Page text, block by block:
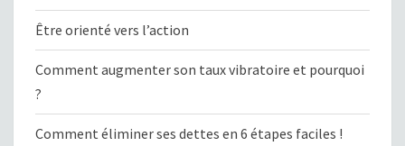
Être orienté vers l’action
Comment augmenter son taux vibratoire et pourquoi
?
Comment éliminer ses dettes en 6 étapes faciles !